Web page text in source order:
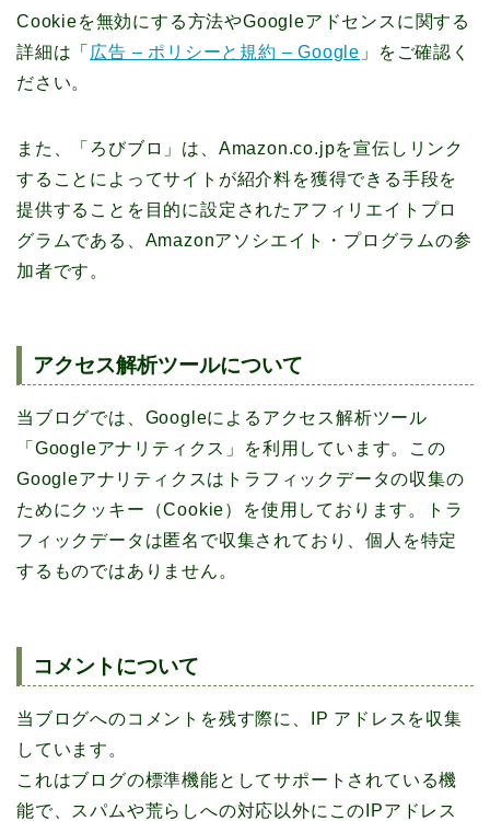
Cookieを無効にする方法やGoogleアドセンスに関する
詳細は「 広告 – ポリシーと規約 – Google 」をご確認く
ださい。
また、「ろびブロ」は、Amazon.co.jpを宣伝しリンク
することによってサイトが紹介料を獲得できる手段を
提供することを目的に設定されたアフィリエイトプロ
グラムである、Amazonアソシエイト・プログラムの参
加者です。
アクセス解析ツールについて
当ブログでは、Googleによるアクセス解析ツール
「Googleアナリティクス」を利用しています。この
Googleアナリティクスはトラフィックデータの収集の
ためにクッキー（Cookie）を使用しております。トラ
フィックデータは匿名で収集されており、個人を特定
するものではありません。
コメントについて
当ブログへのコメントを残す際に、IP アドレスを収集
しています。
これはブログの標準機能としてサポートされている機
能で、スパムや荒らしへの対応以外にこのIPアドレス